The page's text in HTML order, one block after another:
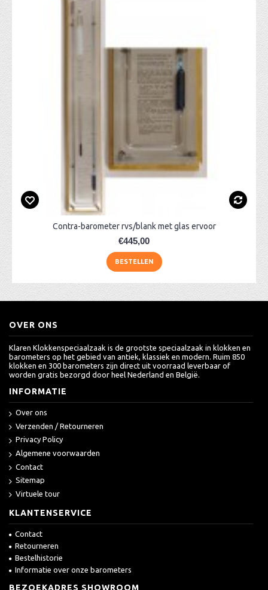
Contra-barometer rvs/blank met glas ervoor
€445,00
BESTELLEN
OVER ONS
Klaren Klokkenspeciaalzaak is de grootste speciaalzaak in klokken en
barometers op het gebied van antiek, klassiek en modern. Ruim 850
klokken en 300 barometers zijn direct uit voorraad leverbaar of
worden gratis bezorgd door heel Nederland en België.
INFORMATIE
Over ons
Verzenden / Retourneren
Privacy Policy
Algemene voorwaarden
Contact
Sitemap
Virtuele tour
KLANTENSERVICE
Contact
Retourneren
Bestelhistorie
Informatie over onze barometers
BEZOEKADRES SHOWROOM